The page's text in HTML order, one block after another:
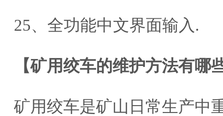
25、全功能中文界面输入.
【矿用绞车的维护方法有哪
矿用绞车是矿山日常生产中